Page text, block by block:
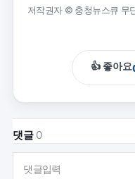
저작권자 © 충청뉴스큐 무
👍 좋아요
댓글 0
댓글입력